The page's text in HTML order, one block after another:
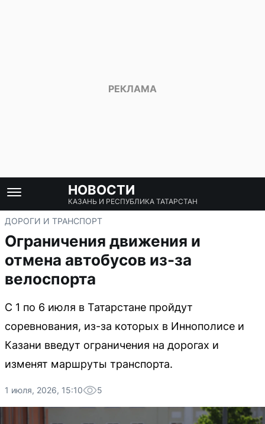
НОВОСТИ
КАЗАНЬ И РЕСПУБЛИКА ТАТАРСТАН
ДОРОГИ И ТРАНСПОРТ
Ограничения движения и
отмена автобусов из-за
велоспорта
С 1 по 6 июля в Татарстане пройдут
соревнования, из-за которых в Иннополисе и
Казани введут ограничения на дорогах и
изменят маршруты транспорта.
1 июля, 2026, 15:10 5